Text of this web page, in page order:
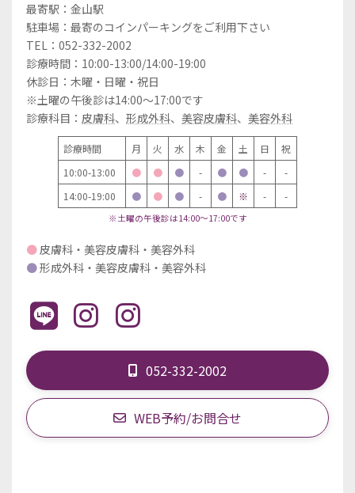
最寄駅：金山駅
駐車場：最寄のコインパーキングをご利用下さい
TEL：052-332-2002
診療時間：10:00-13:00/14:00-19:00
休診日：木曜・日曜・祝日
※土曜の午後診は14:00～17:00です
診療科目： 皮膚科、 形成外科、 美容皮膚科、 美容外科
診療時間 月 火 水 木 金 土 日
祝
10:00-13:00
● ● ● - ● ● -
-
14:00-19:00
● ● ● - ● ※ - -
※土曜の午後診は14:00～17:00です
●皮膚科・美容皮膚科・美容外科
●形成外科・美容皮膚科・美容外科
052-332-2002
WEB予約/お問合せ